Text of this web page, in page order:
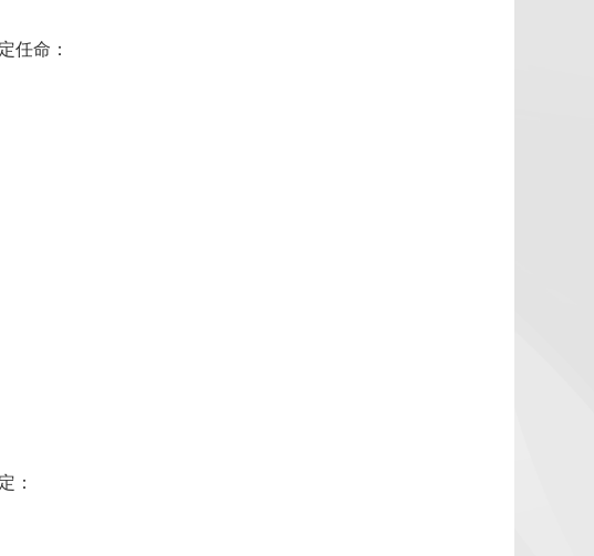
任命：
：